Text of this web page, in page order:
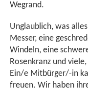
Wegrand.
Unglaublich, was
Messer, eine
Windeln, eine
Rosenkranz und viele,
Ein/e Mitbürger/-in
freuen. Wir haben